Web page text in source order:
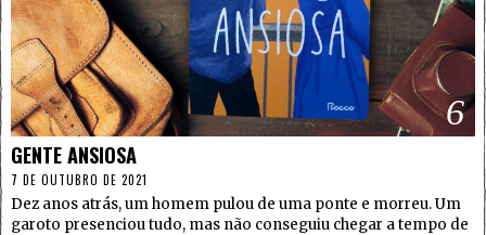
6
GENTE ANSIOSA
7 DE OUTUBRO DE 2021
Dez anos atrás, um homem pulou de uma ponte e morreu. Um
garoto presenciou tudo, mas não conseguiu chegar a tempo de